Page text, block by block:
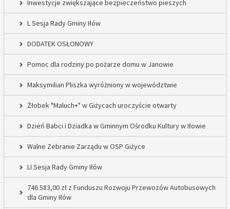
Inwestycje zwiększające bezpieczeństwo pieszych
L Sesja Rady Gminy Iłów
DODATEK OSŁONOWY
Pomoc dla rodziny po pożarze domu w Janowie
Maksymilian Pliszka wyróżniony w województwie
Żłobek "Maluch+" w Giżycach uroczyście otwarty
Dzień Babci i Dziadka w Gminnym Ośrodku Kultury w Iłowie
Walne Zebranie Zarządu w OSP Giżyce
LI Sesja Rady Gminy Iłów
746 583,00 zł z Funduszu Rozwoju Przewozów Autobusowych
dla Gminy Iłów